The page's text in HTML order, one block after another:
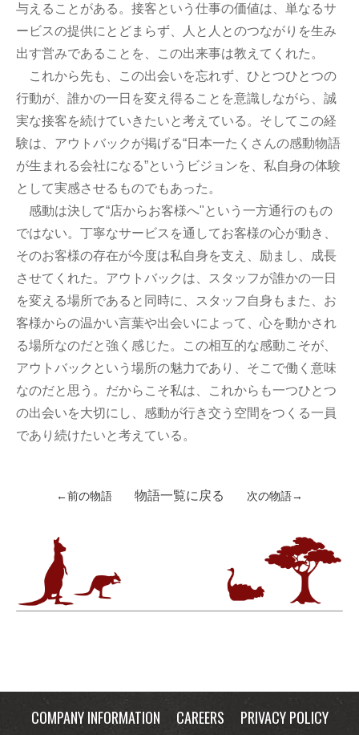
与えることがある。接客という仕事の価値は、単なるサ
ービスの提供にとどまらず、人と人とのつながりを生み
出す営みであることを、この出来事は教えてくれた。
これから先も、この出会いを忘れず、ひとつひとつの
行動が、誰かの一日を変え得ることを意識しながら、誠
実な接客を続けていきたいと考えている。そしてこの経
験は、アウトバックが掲げる“日本一たくさんの感動物語
が生まれる会社になる”というビジョンを、私自身の体験
として実感させるものでもあった。
感動は決して“店からお客様へ"という一方通行のもの
ではない。丁寧なサービスを通してお客様の心が動き、
そのお客様の存在が今度は私自身を支え、励まし、成長
させてくれた。アウトバックは、スタッフが誰かの一日
を変える場所であると同時に、スタッフ自身もまた、お
客様からの温かい言葉や出会いによって、心を動かされ
る場所なのだと強く感じた。この相互的な感動こそが、
アウトバックという場所の魅力であり、そこで働く意味
なのだと思う。だからこそ私は、これからも一つひとつ
の出会いを大切にし、感動が行き交う空間をつくる一員
であり続けたいと考えている。
←前の物語 物語一覧に戻る 次の物語→
COMPANY INFORMATION CAREERS
PRIVACY POLICY